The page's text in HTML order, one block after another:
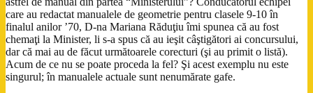
care au redactat manualele de geometrie pentru clasele 9-10 în
finalul anilor ’70, D-na Mariana Răduţiu îmi spunea că au fost
chemaţi la Minister, li s-a spus că au ieşit câştigători ai concursului,
dar că mai au de făcut următoarele corecturi (şi au primit o listă).
Acum de ce nu se poate proceda la fel? Şi acest exemplu nu este
singurul; în manualele actuale sunt nenumărate gafe.